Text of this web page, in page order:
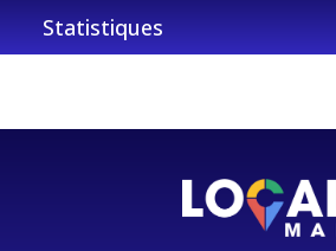
Statistiques